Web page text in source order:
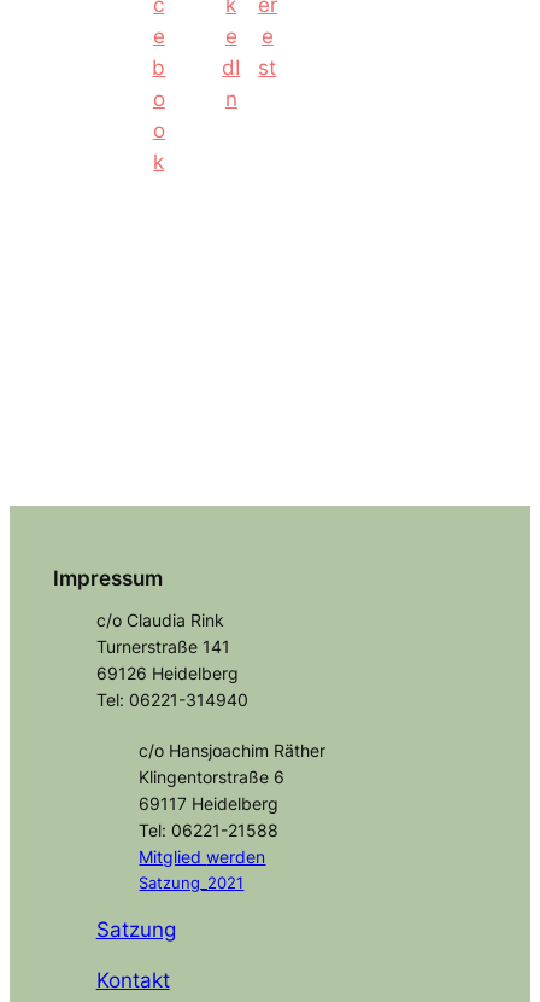
Impressum
c/o Claudia Rink
Turnerstraße 141
69126 Heidelberg
Tel: 06221-314940
c/o Hansjoachim Räther
Klingentorstraße 6
69117 Heidelberg
Tel: 06221-21588
Mitgliedwerden
Satzung_2021
Satzung
Kontakt